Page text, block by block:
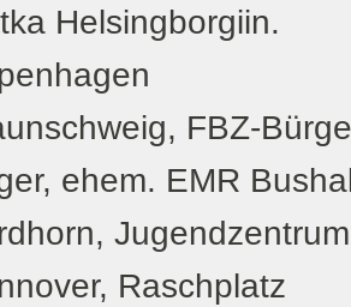
Helsingborgiin.
FBZ-
ehem. EMR
Jugendzentrum
Raschplatz